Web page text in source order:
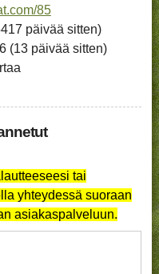
85
päivää sitten)
(13 päivää sitten)
tai
yhteydessä suoraan
asiakaspalveluun.